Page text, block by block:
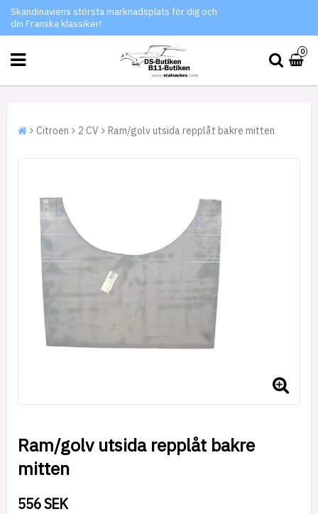
Skandinaviens största marknadsplats för dig och
din Franska klassiker!
0
Citroen 2 CV Ram/golv utsida repplåt bakre mitten
Ram/golv utsida repplåt bakre
mitten
556 SEK